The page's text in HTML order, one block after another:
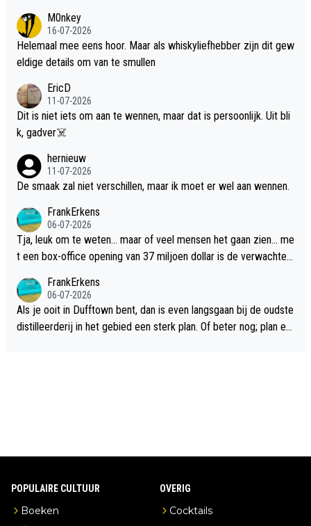
M0nkey
16-07-2026
Helemaal mee eens hoor. Maar als whiskyliefhebber zijn dit gew
eldige details om van te smullen
EricD
11-07-2026
Dit is niet iets om aan te wennen, maar dat is persoonlijk. Uit bli
k, gadver☠️
hernieuw
11-07-2026
De smaak zal niet verschillen, maar ik moet er wel aan wennen.
FrankErkens
06-07-2026
Tja, leuk om te weten... maar of veel mensen het gaan zien... me
t een box-office opening van 37 miljoen dollar is de verwachte
FrankErkens
06-07-2026
Als je ooit in Dufftown bent, dan is even langsgaan bij de oudste
distilleerderij in het gebied een sterk plan. Of beter nog; plan ee
POPULAIRE CULTUUR
Boeken
OVERIG
Cocktails